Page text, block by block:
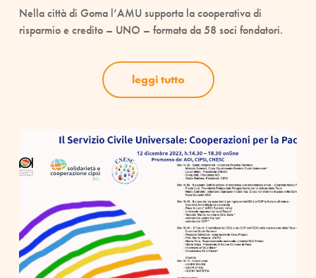
Nella città di Goma l’AMU supporta la cooperativa di
risparmio e credito – UNO – formata da 58 soci fondatori.
leggi tutto